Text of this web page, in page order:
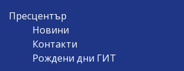
Пресцентър
Новини
Контакти
Рождени дни ГИТ